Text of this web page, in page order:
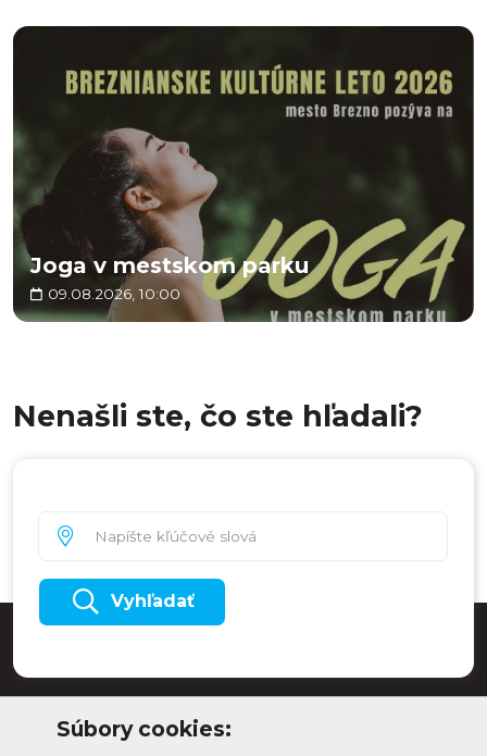
Joga v mestskom parku
09.08.2026, 10:00
Nenašli ste, čo ste hľadali?
Vyhľadať
Súbory cookies: